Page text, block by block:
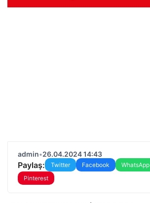
admin•26.04.2024 14:43
Paylaş: Twitter Facebook WhatsApp
Pinterest